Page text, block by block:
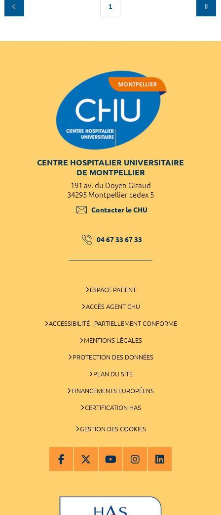
1
CENTRE HOSPITALIER UNIVERSITAIRE
DE MONTPELLIER
191 av. du Doyen Giraud
34295 Montpellier cedex 5
Contacter le CHU
04 67 33 67 33
ESPACE PATIENT
ACCÈS AGENT CHU
ACCESSIBILITÉ : PARTIELLEMENT CONFORME
MENTIONS LÉGALES
PROTECTION DES DONNÉES
PLAN DU SITE
FINANCEMENTS EUROPÉENS
CERTIFICATION HAS
GESTION DES COOKIES